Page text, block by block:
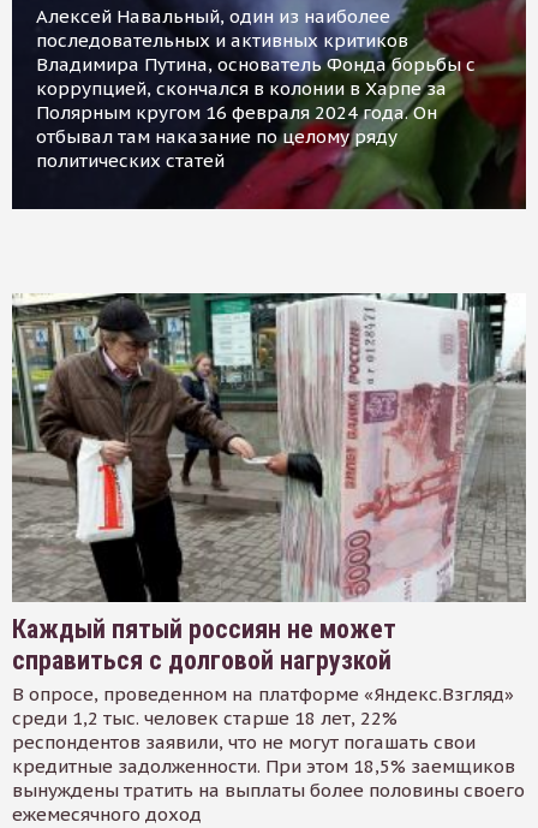
Алексей Навальный, один из наиболее
последовательных и активных критиков
Владимира Путина, основатель Фонда борьбы с
коррупцией, скончался в колонии в Харпе за
Полярным кругом 16 февраля 2024 года. Он
отбывал там наказание по целому ряду
политических статей
Каждый пятый россиян не может
справиться с долговой нагрузкой
В опросе, проведенном на платформе «Яндекс.Взгляд»
среди 1,2 тыс. человек старше 18 лет, 22%
респондентов заявили, что не могут погашать свои
кредитные задолженности. При этом 18,5% заемщиков
вынуждены тратить на выплаты более половины своего
ежемесячного доход